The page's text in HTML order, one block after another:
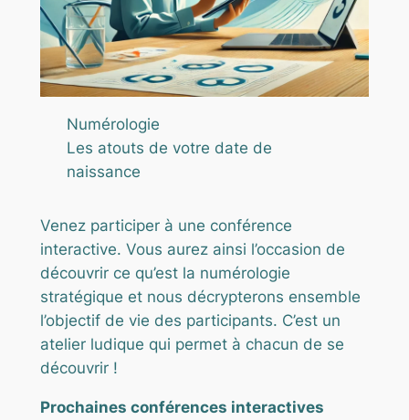
Numérologie
Les atouts de votre date de
naissance
Venez participer à une conférence
interactive. Vous aurez ainsi l’occasion de
découvrir ce qu’est la numérologie
stratégique et nous décrypterons ensemble
l’objectif de vie des participants. C’est un
atelier ludique qui permet à chacun de se
découvrir !
Prochaines conférences interactives